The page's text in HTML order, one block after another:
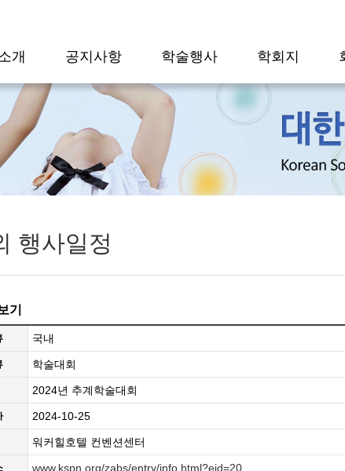
개 공지사항 학술행사 학회지
행사일정
기
국내
학술대회
2024년 추계학술대회
2024-10-25
워커힐호텔 컨벤션센터
www.kspn.org/zabs/entry/info.html?eid=20